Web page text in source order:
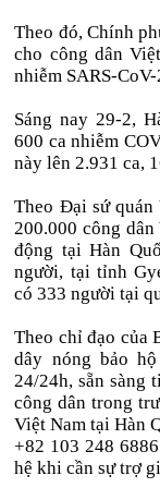
Theo đó, Chính
cho công dân
nhiễm SARS-CoV-
Sáng nay 29-2,
600 ca nhiễm
này lên 2.931 ca,
Theo Đại sứ quán
200.000 công
động tại Hàn
người, tại tỉnh
có 333 người tại
Theo chỉ đạo của
dây nóng bảo
24/24h, sẵn sàng
công dân trong
Việt Nam tại Hàn
+82 103 248
hệ khi cần sự trợ